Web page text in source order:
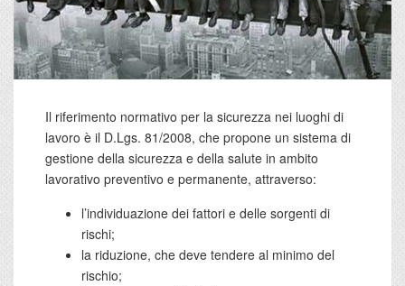
Il riferimento normativo per la sicurezza nei luoghi di
lavoro è il D.Lgs. 81/2008, che propone un sistema di
gestione della sicurezza e della salute in ambito
lavorativo preventivo e permanente, attraverso:
l’individuazione dei fattori e delle sorgenti di
rischi;
la riduzione, che deve tendere al minimo del
rischio;